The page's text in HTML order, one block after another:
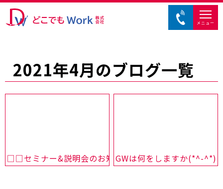
メニュー
2021年4月のブログ一覧
□□セミナー&説明会のお知らせ□□GWは何をしますか(*^-^*)